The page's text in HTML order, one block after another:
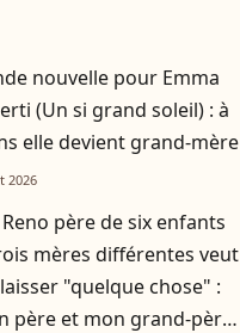
nouvelle pour Emma
(Un si grand soleil) : à
elle devient grand-mère
2026
Reno père de six enfants
mères différentes veut
"quelque chose" :
père et mon grand-père